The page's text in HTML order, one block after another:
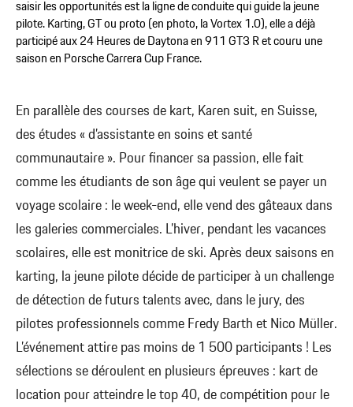
saisir les opportunités est la ligne de conduite qui guide la jeune
pilote. Karting, GT ou proto (en photo, la Vortex 1.0), elle a déjà
participé aux 24 Heures de Daytona en 911 GT3 R et couru une
saison en Porsche Carrera Cup France.
En parallèle des courses de kart, Karen suit, en Suisse,
des études « d’assistante en soins et santé
communautaire ». Pour financer sa passion, elle fait
comme les étudiants de son âge qui veulent se payer un
voyage scolaire : le week-end, elle vend des gâteaux dans
les galeries commerciales. L’hiver, pendant les vacances
scolaires, elle est monitrice de ski. Après deux saisons en
karting, la jeune pilote décide de participer à un challenge
de détection de futurs talents avec, dans le jury, des
pilotes professionnels comme Fredy Barth et Nico Müller.
L’événement attire pas moins de 1 500 participants ! Les
sélections se déroulent en plusieurs épreuves : kart de
location pour atteindre le top 40, de compétition pour le